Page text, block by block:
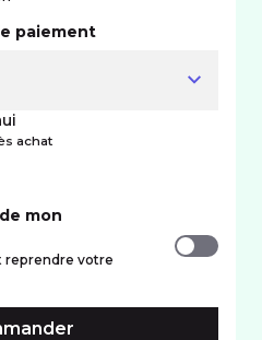
paiement
achat
mon
reprendre votre